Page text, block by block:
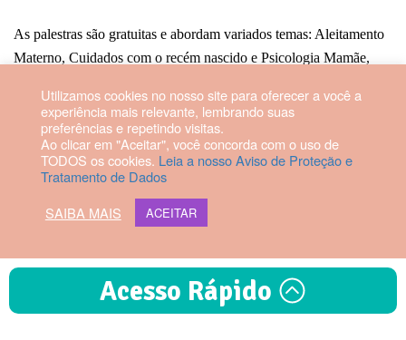
As palestras são gratuitas e abordam variados temas: Aleitamento
Materno, Cuidados com o recém nascido e Psicologia Mamãe,
Entrada gratuita para gestantes.
Utilizamos cookies no nosso site para oferecer a você a
experiência mais relevante, lembrando suas
preferências e repetindo visitas.
Ao clicar em "Aceitar", você concorda com o uso de
TODOS os cookies. Leia a nosso Aviso de Proteção e
Tratamento de Dados
SAIBA MAIS
ACEITAR
2026 © Hospital Vila da Serra. Todos os direitos reservados.
Acesso Rápido